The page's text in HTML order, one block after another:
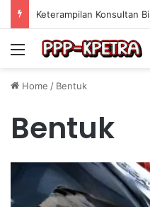
Menu
Home / Bentuk
Bentuk